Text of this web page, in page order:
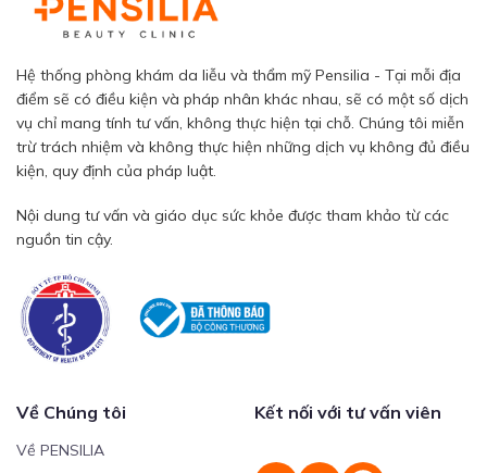
Hệ thống phòng khám da liễu và thẩm mỹ Pensilia - Tại mỗi địa
điểm sẽ có điều kiện và pháp nhân khác nhau, sẽ có một số dịch
vụ chỉ mang tính tư vấn, không thực hiện tại chỗ. Chúng tôi miễn
trừ trách nhiệm và không thực hiện những dịch vụ không đủ điều
kiện, quy định của pháp luật.
Nội dung tư vấn và giáo dục sức khỏe được tham khảo từ các
nguồn tin cậy.
Về Chúng tôi
Về PENSILIA
Kết nối với tư vấn viên